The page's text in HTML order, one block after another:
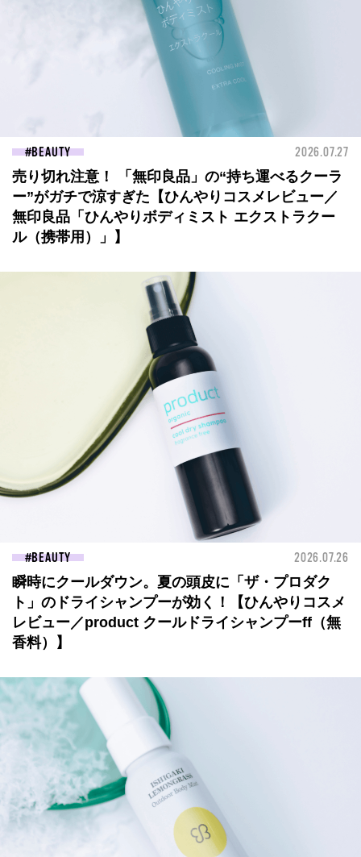
BEAUTY 2026.07.27
売り切れ注意！ 「無印良品」の“持ち運べるクーラ
ー”がガチで涼すぎた【ひんやりコスメレビュー／
無印良品「ひんやりボディミスト エクストラクー
ル（携帯用）」】
BEAUTY 2026.07.26
瞬時にクールダウン。夏の頭皮に「ザ・プロダク
ト」のドライシャンプーが効く！【ひんやりコスメ
レビュー／product クールドライシャンプーff（無
香料）】